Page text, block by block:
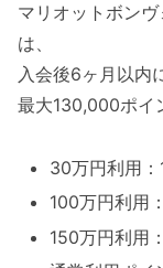
マリオットボン
は、
入会後6ヶ月以内
最大130,000ポイ
30万円利用
100万円利用
150万円利用